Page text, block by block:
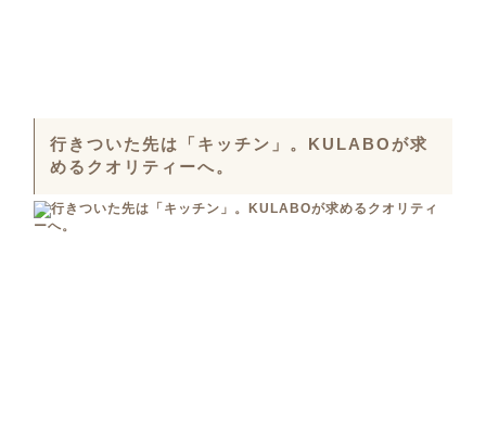
行きついた先は「キッチン」。KULABOが求
めるクオリティーへ。